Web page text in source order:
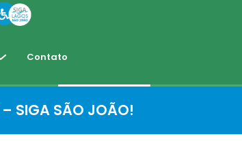
Contato
SÃO JOÃO!